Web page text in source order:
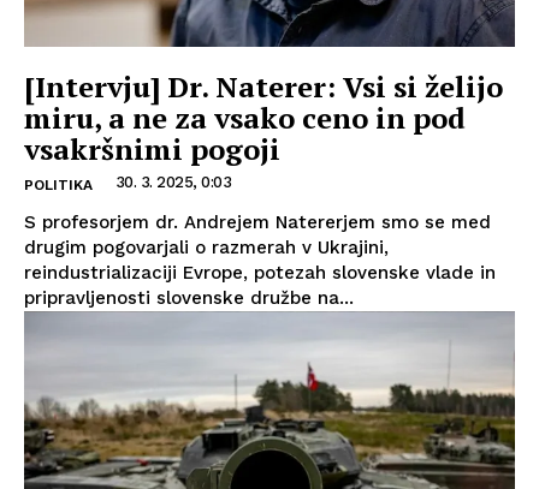
[Intervju] Dr. Naterer: Vsi si želijo
miru, a ne za vsako ceno in pod
vsakršnimi pogoji
POLITIKA 30. 3. 2025, 0:03
S profesorjem dr. Andrejem Natererjem smo se med
drugim pogovarjali o razmerah v Ukrajini,
reindustrializaciji Evrope, potezah slovenske vlade in
pripravljenosti slovenske družbe na...